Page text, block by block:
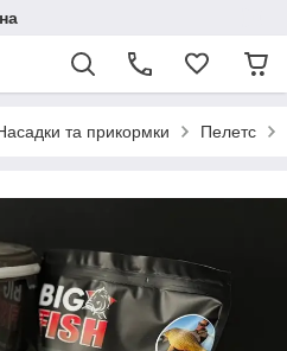
та прикормки Пелетс